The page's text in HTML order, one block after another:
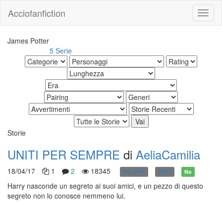
Acciofanfiction
James Potter
5 Serie
Storie
UNITI PER SEMPRE di AeliaCamilia
18/04/17 1 2 18345 Pre-OOP PG13 No
Harry nasconde un segreto ai suoi amici, e un pezzo di questo
segreto non lo conosce nemmeno lui.